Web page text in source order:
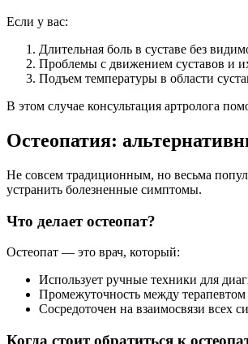
Если у вас:
Длительная боль в суставе без
Проблемы с движением суставов и
Подъем температуры в области
В этом случае консультация артролога
Остеопатия:
Не совсем традиционным, но весьма
устранить болезненные симптомы.
Что делает остеопат?
Остеопат — это врач, который:
Использует ручные техники для
Промежуточность между
Сосредоточен на взаимосвязи всех
Когда стоит обратиться к